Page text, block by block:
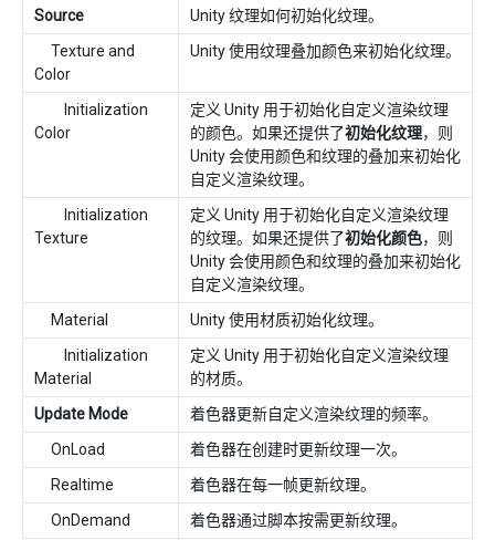
Source
Unity 纹理如何初始化纹理。
Texture and
Color
Unity 使用纹理叠加颜色来初始化纹理。
Initialization
Color
定义 Unity 用于初始化自定义渲染纹理
的颜色。如果还提供了初始化纹理，则
Unity 会使用颜色和纹理的叠加来初始化
自定义渲染纹理。
Initialization
Texture
定义 Unity 用于初始化自定义渲染纹理
的纹理。如果还提供了初始化颜色，则
Unity 会使用颜色和纹理的叠加来初始化
自定义渲染纹理。
Material
Unity 使用材质初始化纹理。
Initialization
Material
定义 Unity 用于初始化自定义渲染纹理
的材质。
Update Mode
着色器更新自定义渲染纹理的频率。
OnLoad
着色器在创建时更新纹理一次。
Realtime
着色器在每一帧更新纹理。
OnDemand
着色器通过脚本按需更新纹理。